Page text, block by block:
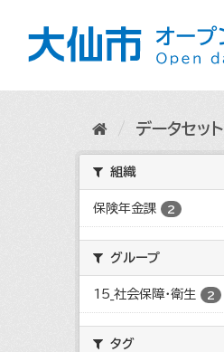
データセット
組織
保険年金課 2
グループ
15_社会保障・衛生 2
タグ